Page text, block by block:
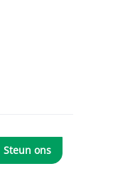
Steun ons